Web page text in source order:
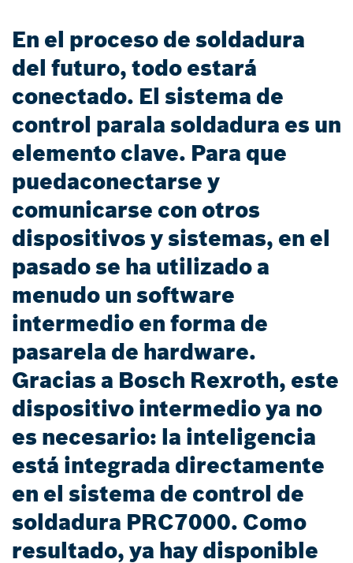
En el proceso de soldadura
del futuro, todo estará
conectado. El sistema de
control parala soldadura es un
elemento clave. Para que
puedaconectarse y
comunicarse con otros
dispositivos y sistemas, en el
pasado se ha utilizado a
menudo un software
intermedio en forma de
pasarela de hardware.
Gracias a Bosch Rexroth, este
dispositivo intermedio ya no
es necesario: la inteligencia
está integrada directamente
en el sistema de control de
soldadura PRC7000. Como
resultado, ya hay disponible